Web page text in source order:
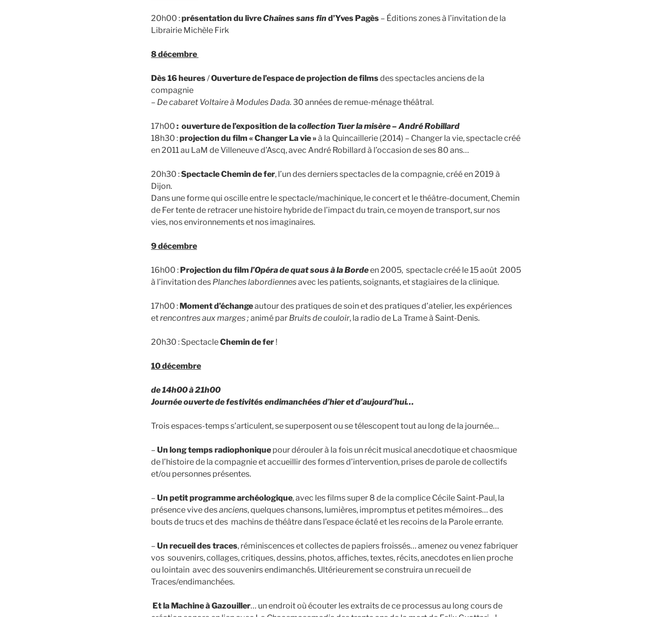
20h00 :présentation du livreChaînes sans find’Yves Pagès – Éditions zones à l’invitation de la
Librairie Michèle Firk
8 décembre
Dès 16 heures/Ouverture de l’espace de projection de filmsdes spectacles anciens de la
compagnie
– De cabaret Voltaire à Modules Dada. 30 années de remue-ménage théâtral.
17h00 : ouverture de l’exposition de lacollection Tuer la misère – André Robillard
18h30 :projection du film « Changer La vie » à la Quincaillerie (2014) – Changer la vie, spectacle créé
en 2011 au LaM de Villeneuve d’Ascq, avec André Robillard à l’occasion de ses 80 ans…
20h30 :SpectacleChemin de fer, l’un des derniers spectacles de la compagnie, créé en 2019 à
Dijon.
Dans une forme qui oscille entre le spectacle/machinique, le concert et le théâtre-document, Chemin
de Fer tente de retracer une histoire hybride de l’impact du train, ce moyen de transport, sur nos
vies, nos environnements et nos imaginaires.
9 décembre
16h00 : Projection du film l’Opéra de quat sous à la Bordeen 2005, spectacle créé le 15 août 2005
à l’invitation des Planches labordiennesavec les patients, soignants, et stagiaires de la clinique.
17h00 : Moment d’échangeautour des pratiques de soin et des pratiques d’atelier, les expériences
etrencontres aux marges ; animé par Bruits de couloir, la radio de La Trame à Saint-Denis.
20h30 : SpectacleChemin de fer !
10 décembre
de 14h00 à 21h00
Journée ouverte de festivités endimanchées d’hier et d’aujourd’hui…
Trois espaces-temps s’articulent, se superposent ou se télescopent tout au long de la journée…
– Un long temps radiophonique pour dérouler à la fois un récit musical anecdotique et chaosmique
de l’histoire de la compagnie et accueillir des formes d’intervention, prises de parole de collectifs
et/ou personnes présentes.
– Un petit programme archéologique, avec les films super 8 de la complice Cécile Saint-Paul, la
présence vive desanciens, quelques chansons, lumières, impromptus et petites mémoires… des
bouts de trucs et des machins de théâtre dans l’espace éclaté et les recoins de la Parole errante.
– Un recueil des traces, réminiscences et collectes de papiers froissés… amenez ou venez fabriquer
vos souvenirs, collages, critiques, dessins, photos, affiches, textes, récits, anecdotes en lien proche
ou lointain avec des souvenirs endimanchés. Ultérieurement se construira un recueil de
Traces/endimanchées.
Et la Machine à Gazouiller… un endroit où écouter les extraits de ce processus au long cours de